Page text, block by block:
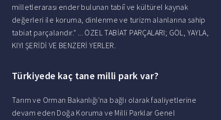
milletlerarası ender bulunan tabiî ve kültürel kaynak
değerleri ile koruma, dinlenme ve turizm alanlarına sahip
tabiat parçalarıdır." ... ÖZEL TABİAT PARÇALARI; GÖL, YAYLA,
KIYI ŞERİDİ VE BENZERİ YERLER.
Türkiyede kaç tane milli park var?
Tarım ve Orman Bakanlığı'na bağlı olarak faaliyetlerine
devam eden Doğa Koruma ve Milli Parklar Genel